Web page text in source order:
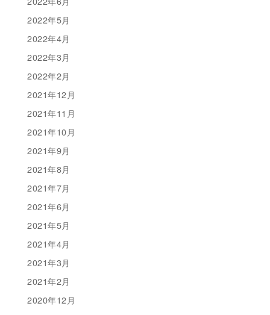
2022年5月
2022年4月
2022年3月
2022年2月
2021年12月
2021年11月
2021年10月
2021年9月
2021年8月
2021年7月
2021年6月
2021年5月
2021年4月
2021年3月
2021年2月
2020年12月